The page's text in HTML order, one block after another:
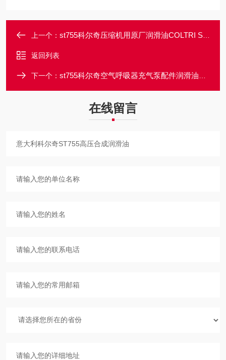
上一个： st755科尔奇压缩机用原厂润滑油COLTRI ST755
返回列表
下一个： st755科尔奇空气呼吸器充气泵配件润滑油ST755
在线留言